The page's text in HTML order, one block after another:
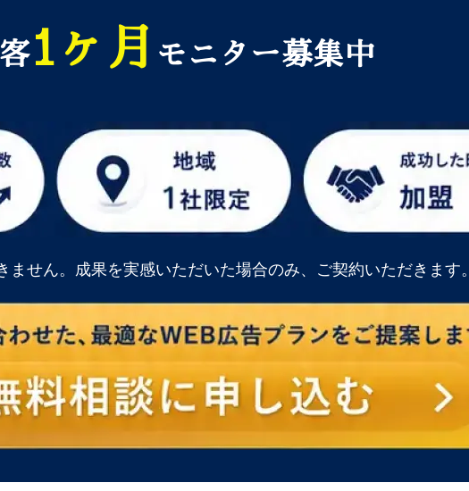
1ヶ月 モニター募集中
ません。成果を実感いただいた場合のみ、ご契約いただきます。